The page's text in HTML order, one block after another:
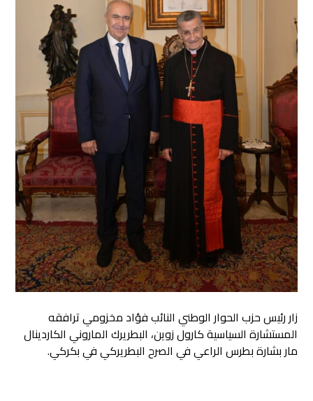
زار رئيس حزب الحوار الوطني النائب فؤاد مخزومي ترافقه
المستشارة السياسية كارول زوين، البطريرك الماروني الكاردينال
مار بشارة بطرس الراعي في الصرح البطريركي في بكركي.